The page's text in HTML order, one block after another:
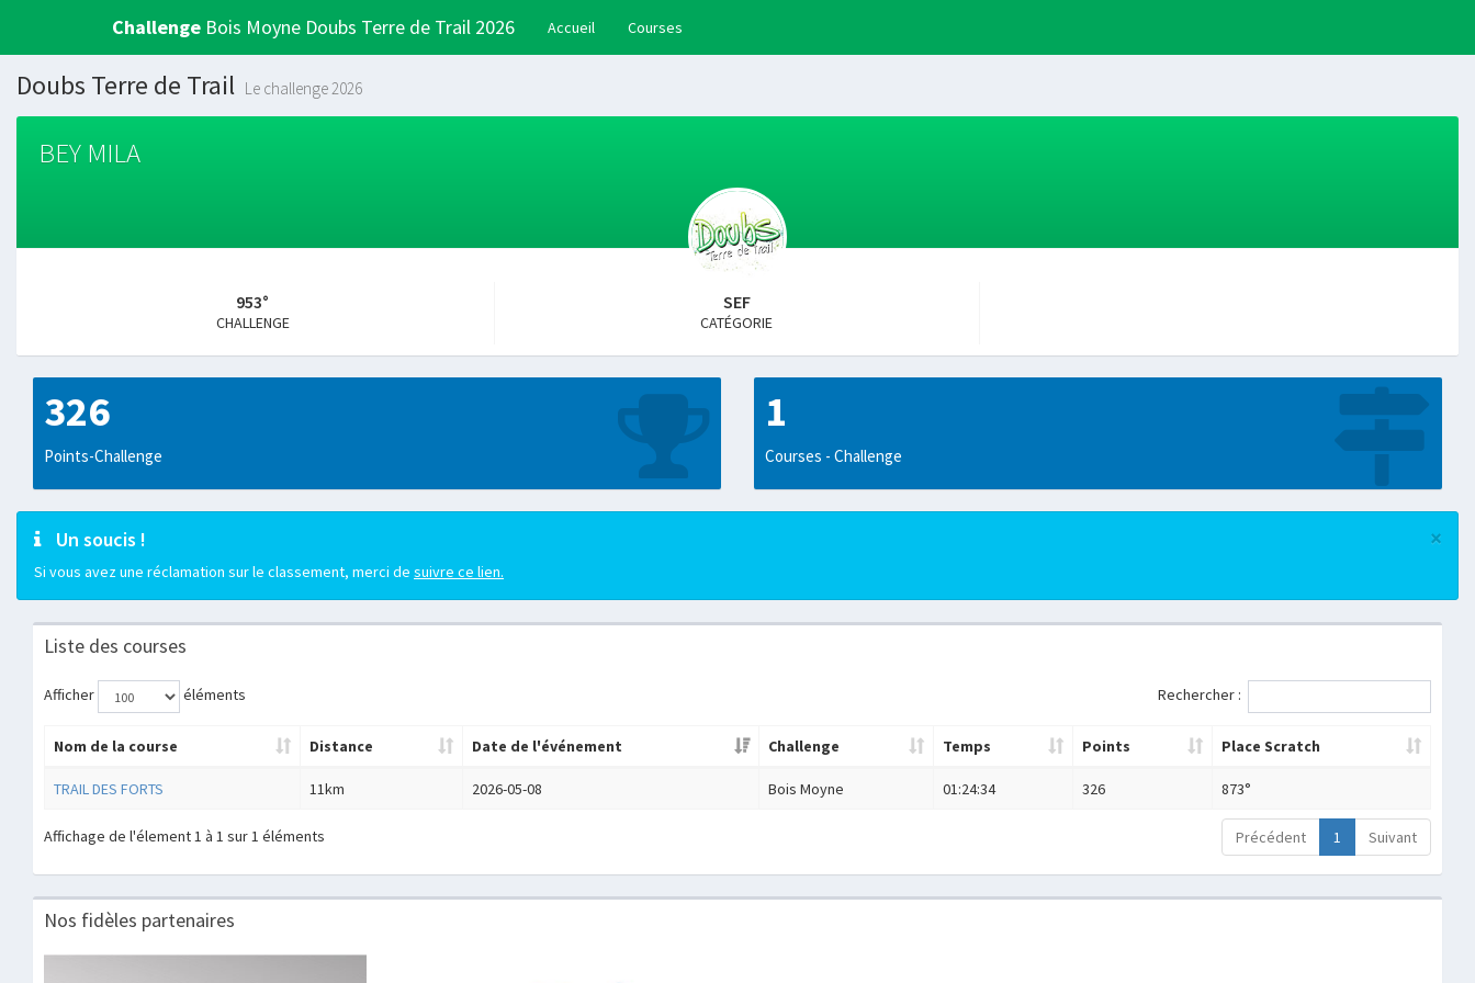
Challenge Bois Moyne Doubs Terre de Trail 2026 Accueil Courses
Doubs Terre de Trail Le challenge 2026
BEY MILA
953°
CHALLENGE
SEF
CATÉGORIE
326
Points-Challenge
1
Courses - Challenge
×
Un soucis !
Si vous avez une réclamation sur le classement, merci de suivre ce lien.
Liste des courses
Afficher éléments Rechercher :
Nom de la course Distance Date de l'événement Challenge Temps Points Place Scratch
TRAIL DES FORTS 11km 2026-05-08 Bois Moyne 01:24:34 326 873°
Affichage de l'élement 1 à 1 sur 1 éléments Précédent 1 Suivant
Nos fidèles partenaires